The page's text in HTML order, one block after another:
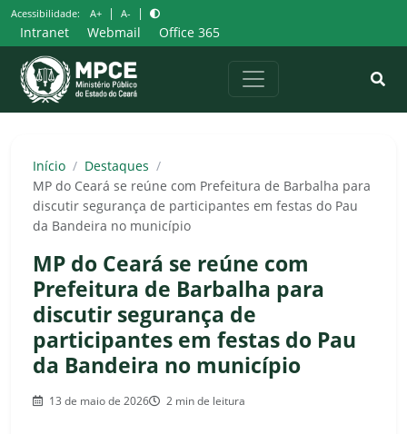
Pular
para
o
conteúdo
Acessibilidade: A+ | A- |
Intranet Webmail Office 365
Início / Destaques /
MP do Ceará se reúne com Prefeitura de Barbalha para
discutir segurança de participantes em festas do Pau
da Bandeira no município
MP do Ceará se reúne com
Prefeitura de Barbalha para
discutir segurança de
participantes em festas do Pau
da Bandeira no município
13 de maio de 2026 2 min de leitura